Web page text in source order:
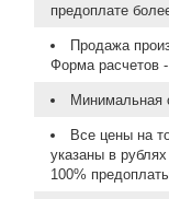
предоплате
Продажа
Форма расчетов -
Минимальная
Все цены на
указаны в
100%